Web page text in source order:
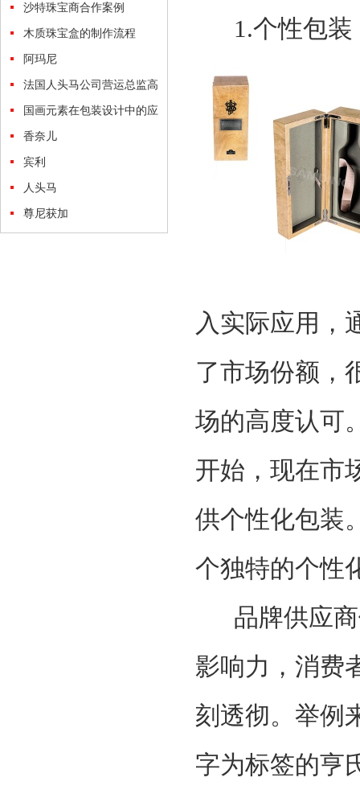
沙特珠宝商合作案例
木质珠宝盒的制作流程
阿玛尼
法国人头马公司营运总监高
度赞扬森鼎工艺生产的路易
十三酒盒
国画元素在包装设计中的应
用
香奈儿
宾利
人头马
尊尼获加
1.个性包装
入实际应用，
了市场份额，
场的高度认可
开始，现在市
供个性化包装
个独特的个性
品牌供应商
影响力，消费
刻透彻。举例
字为标签的亨